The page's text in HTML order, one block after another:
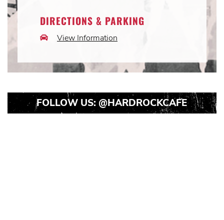
DIRECTIONS & PARKING
CarView Information
FOLLOW US: @HARDROCKCAFE